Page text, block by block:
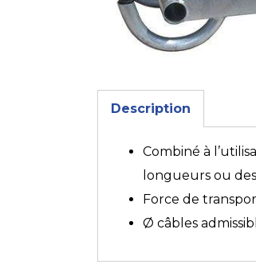
Description
Combiné à
longueurs ou
Force de
Ø câbles